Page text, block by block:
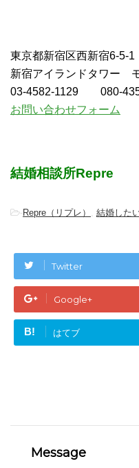
東京都新宿区西新宿6-5-1
新宿アイランドタワー
03-4582-1129 080-
お問い合わせフォーム
結婚相談所Repre
-Repre（リプレ） , 結婚した
Twitter
Google+
B! はてブ
Message